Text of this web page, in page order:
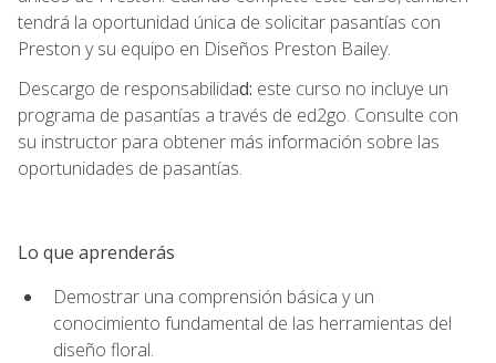
tendrá la oportunidad única de solicitar pasantías con
Preston y su equipo en Diseños Preston Bailey.
Descargo de responsabilidad: este curso no incluye un
programa de pasantías a través de ed2go. Consulte con
su instructor para obtener más información sobre las
oportunidades de pasantías.
Lo que aprenderás
Demostrar una comprensión básica y un
conocimiento fundamental de las herramientas del
diseño floral.